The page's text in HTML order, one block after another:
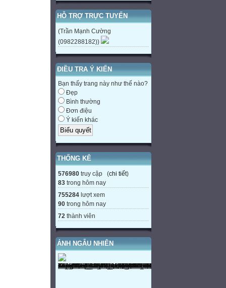
HỖ TRỢ TRỰC TUYẾN
(Trần Mạnh Cường
(0982288182))
ĐIỀU TRA Ý KIẾN
Bạn thấy trang này như thế nào?
Đẹp
Bình thường
Đơn điệu
Ý kiến khác
THỐNG KÊ
576980 truy cập (chi tiết)
83 trong hôm nay
755284 lượt xem
90 trong hôm nay
72 thành viên
ẢNH NGẪU NHIÊN